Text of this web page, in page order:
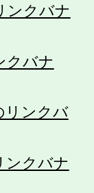
ンクバナ
クバナ
リンクバ
ンクバナ